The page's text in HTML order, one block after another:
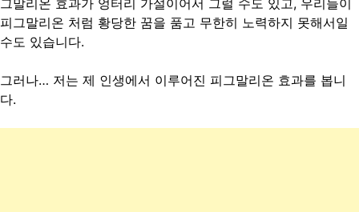
피그말리온 처럼 황당한 꿈을 품고 무한히 노력하지 못해서일
수도 있습니다.
그러나… 저는 제 인생에서 이루어진 피그말리온 효과를 봅니
다.